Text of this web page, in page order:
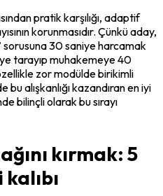
pratik karşılığı, adaptif
korunmasıdır. Çünkü aday,
30 saniye harcamak
tarayıp muhakemeye 40
zor modülde birikimli
alışkanlığı kazandıran en iyi
bilinçli olarak bu sırayı
kırmak: 5